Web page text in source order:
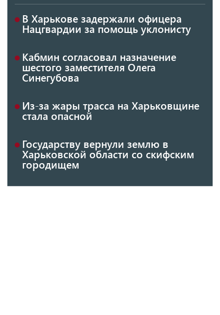
В Харькове задержали офицера
Нацгвардии за помощь уклонисту
Кабмин согласовал назначение
шестого заместителя Олега
Синегубова
Из-за жары трасса на Харьковщине
стала опасной
Государству вернули землю в
Харьковской области со скифским
городищем